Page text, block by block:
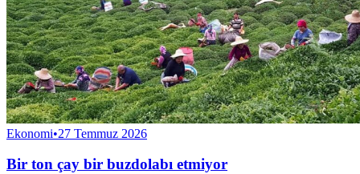
Ekonomi•27 Temmuz 2026
Bir ton çay bir buzdolabı etmiyor